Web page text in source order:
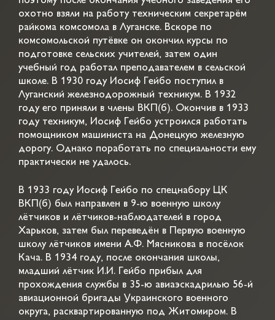
охотно взяли на работу техническим секретарём
райкома комсомола в Луганске. Вскоре по
комсомольской путёвке он окончил курсы по
подготовке сельских учителей, затем один
учебный год работал преподавателем в сельской
школе. В 1930 году Иосиф Гейбо поступил в
Луганский железнодорожный техникум. В 1932
году его приняли в члены ВКП(б). Окончив в 1933
году техникум, Иосиф Гейбо устроился работать
помощником машиниста на Донецкую железную
дорогу. Однако поработать по специальности ему
практически не удалось.
В 1933 году Иосиф Гейбо по спецнабору ЦК
ВКП(б) был направлен в 9-ю военную школу
лётчиков и лётчиков-наблюдателей в город
Харьков, затем был переведён в Первую военную
школу лётчиков имени А.Ф. Мясникова в посёлок
Кача. В 1934 году, после окончания школы,
младший лётчик И.И. Гейбо прибыл для
прохождения службы в 35-ю авиаэскадрилью 56-й
авиационной бригады Украинского военного
округа, расквартированную под Житомиром. В